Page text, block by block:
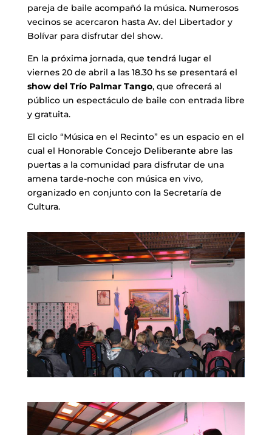
pareja de baile acompañó la música. Numerosos
vecinos se acercaron hasta Av. del Libertador y
Bolívar para disfrutar del show.
En la próxima jornada, que tendrá lugar el
viernes 20 de abril a las 18.30 hs se presentará el
show del Trío Palmar Tango, que ofrecerá al
público un espectáculo de baile con entrada libre
y gratuita.
El ciclo “Música en el Recinto” es un espacio en el
cual el Honorable Concejo Deliberante abre las
puertas a la comunidad para disfrutar de una
amena tarde-noche con música en vivo,
organizado en conjunto con la Secretaría de
Cultura.